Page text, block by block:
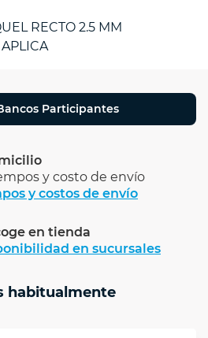
RECTO 2.5 MM
Participantes
y costo de envío
y costos de envío
en tienda
en sucursales
habitualmente